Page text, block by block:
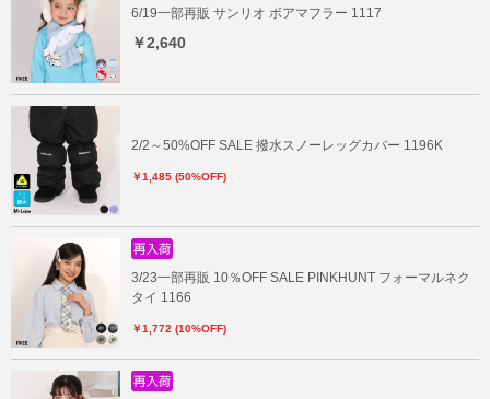
6/19一部再販 サンリオ ボアマフラー 1117
￥2,640
2/2～50%OFF SALE 撥水スノーレッグカバー 1196K
￥1,485 (50%OFF)
3/23一部再販 10％OFF SALE PINKHUNT フォーマルネク
タイ 1166
￥1,772 (10%OFF)